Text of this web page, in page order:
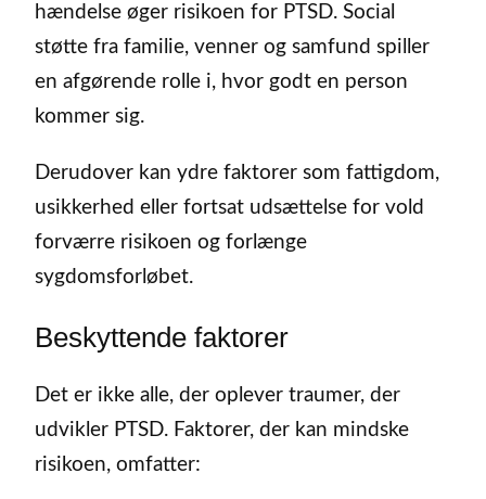
hændelse øger risikoen for PTSD. Social
støtte fra familie, venner og samfund spiller
en afgørende rolle i, hvor godt en person
kommer sig.
Derudover kan ydre faktorer som fattigdom,
usikkerhed eller fortsat udsættelse for vold
forværre risikoen og forlænge
sygdomsforløbet.
Beskyttende faktorer
Det er ikke alle, der oplever traumer, der
udvikler PTSD. Faktorer, der kan mindske
risikoen, omfatter: